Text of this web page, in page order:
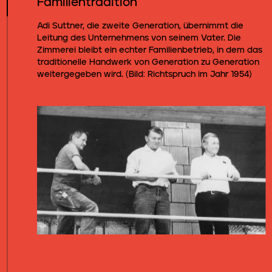
Familientradition
Adi Suttner, die zweite Generation, übernimmt die
Leitung des Unternehmens von seinem Vater. Die
Zimmerei bleibt ein echter Familienbetrieb, in dem das
traditionelle Handwerk von Generation zu Generation
weitergegeben wird. (Bild: Richtspruch im Jahr 1954)